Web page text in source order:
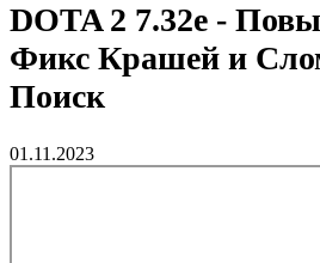
DOTA 2 7.32e -
Фикс Крашей и
Поиск
01.11.2023